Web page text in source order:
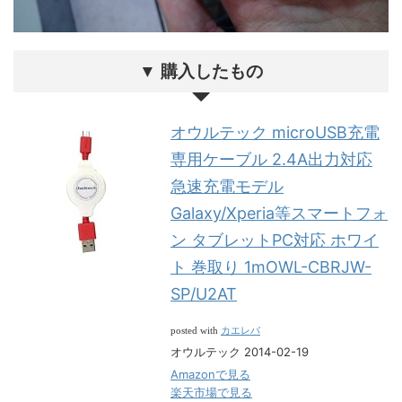
▼ 購入したもの
オウルテック microUSB充電
専用ケーブル 2.4A出力対応
急速充電モデル
Galaxy/Xperia等スマートフォ
ン タブレットPC対応 ホワイ
ト 巻取り 1mOWL-CBRJW-
SP/U2AT
posted with カエレバ
オウルテック 2014-02-19
Amazonで見る
楽天市場で見る